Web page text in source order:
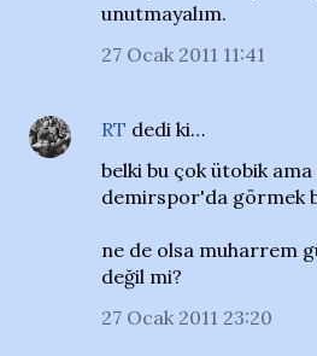
unutmayalım.
27 Ocak 2011 11:41
RT dedi ki…
belki bu çok ütobik
demirspor'da görmek
ne de olsa muharrem
değil mi?
27 Ocak 2011 23:20